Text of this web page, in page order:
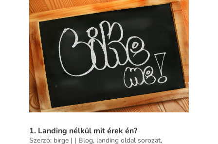
1. Landing nélkül mit érek én?
Szerző: birge| | Blog, landing oldal sorozat,